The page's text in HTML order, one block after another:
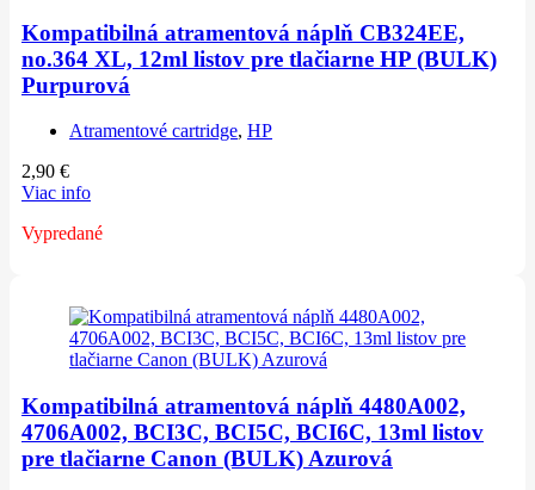
Kompatibilná atramentová náplň CB324EE,
no.364 XL, 12ml listov pre tlačiarne HP (BULK)
Purpurová
Atramentové cartridge, HP
2,90 €
Viac info
Vypredané
Kompatibilná atramentová náplň 4480A002,
4706A002, BCI3C, BCI5C, BCI6C, 13ml listov
pre tlačiarne Canon (BULK) Azurová